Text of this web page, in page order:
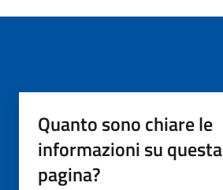
Quanto sono chiare le
informazioni su questa
pagina?